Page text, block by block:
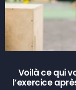
Voilà ce qui
l’exercice